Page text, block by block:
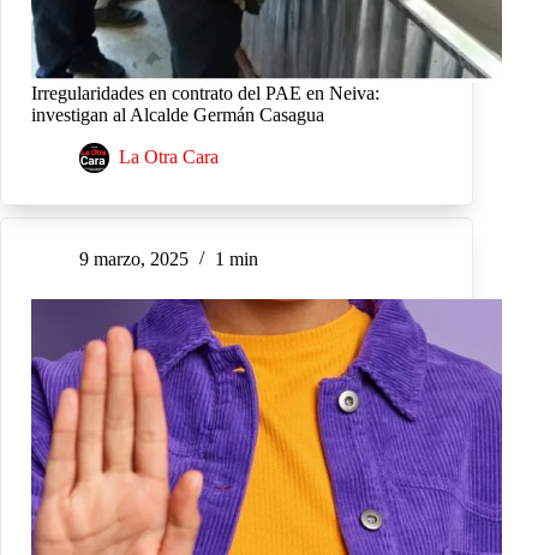
Irregularidades en contrato del PAE en Neiva:
investigan al Alcalde Germán Casagua
La Otra Cara
9 marzo, 2025 1 min